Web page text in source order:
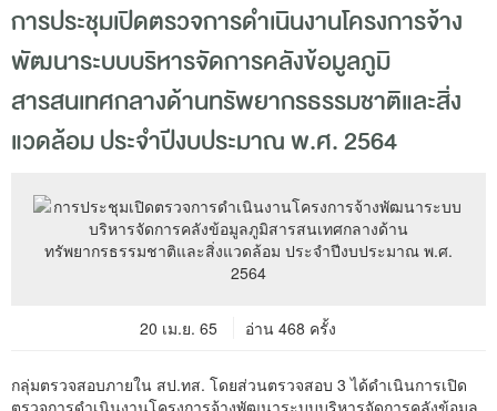
การประชุมเปิดตรวจการดำเนินงานโครงการจ้าง
พัฒนาระบบบริหารจัดการคลังข้อมูลภูมิ
สารสนเทศกลางด้านทรัพยากรธรรมชาติและสิ่ง
แวดล้อม ประจำปีงบประมาณ พ.ศ. 2564
20 เม.ย. 65 อ่าน 468 ครั้ง
กลุ่มตรวจสอบภายใน สป.ทส. โดยส่วนตรวจสอบ 3 ได้ดำเนินการเปิด
ตรวจการดำเนินงานโครงการจ้างพัฒนาระบบบริหารจัดการคลังข้อมูล